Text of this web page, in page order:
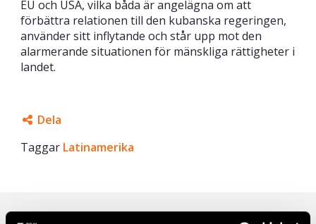
EU och USA, vilka båda är angelägna om att
förbättra relationen till den kubanska regeringen,
använder sitt inflytande och står upp mot den
alarmerande situationen för mänskliga rättigheter i
landet.
Dela
Facebook
Taggar Latinamerika